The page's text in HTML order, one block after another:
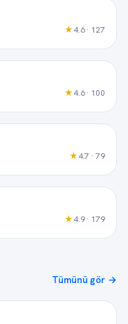
★4.6 · 127
★4.6 · 100
★4.7 · 79
★4.9 · 179
Tümünü gör →